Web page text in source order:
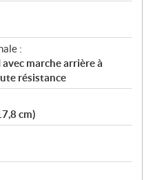
:
marche arrière à
résistance
cm)